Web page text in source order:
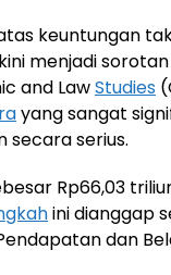
keuntungan
menjadi
and LawStudies
yang sangat
secara serius.
Rp66,03
ini dianggap
dan